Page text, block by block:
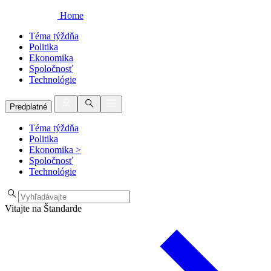
Home
Téma týždňa
Politika
Ekonomika
Spoločnosť
Technológie
Predplatné
Téma týždňa
Politika
Ekonomika >
Spoločnosť
Technológie
Vitajte na Štandarde